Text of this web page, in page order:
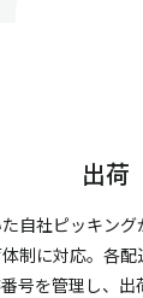
出荷
自社ピッキング
制に対応。各
号を管理し、出